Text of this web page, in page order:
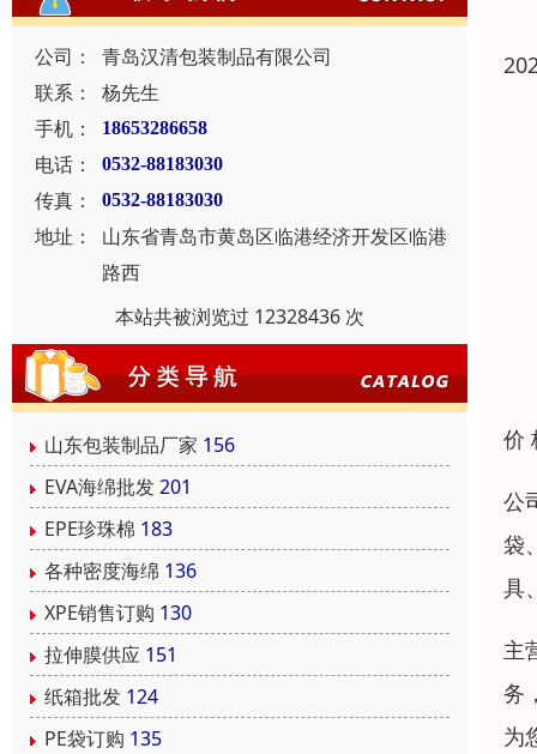
公司：
青岛汉清包装制品有限公司
联系：
杨先生
手机：
18653286658
电话： 0532-88183030
传真： 0532-88183030
地址：
山东省青岛市黄岛区临港经济开发区临港
路西
本站共被浏览过 12328436 次
山东包装制品厂家 156
EVA海绵批发201
EPE珍珠棉 183
各种密度海绵 136
XPE销售订购 130
拉伸膜供应 151
纸箱批发 124
PE袋订购 135
价
公
袋
具
主
务
为